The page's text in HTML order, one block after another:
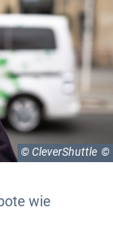
© CleverShuttle
wie